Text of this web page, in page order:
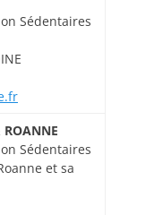
Sédentaires
ROANNE
Sédentaires
et sa